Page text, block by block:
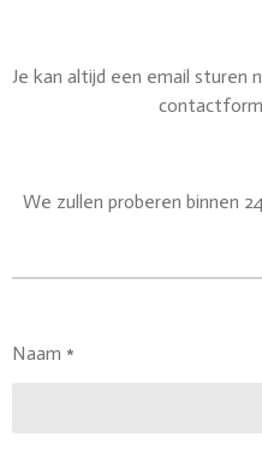
Je kan altijd een email sturen
We zullen proberen binnen
Naam *